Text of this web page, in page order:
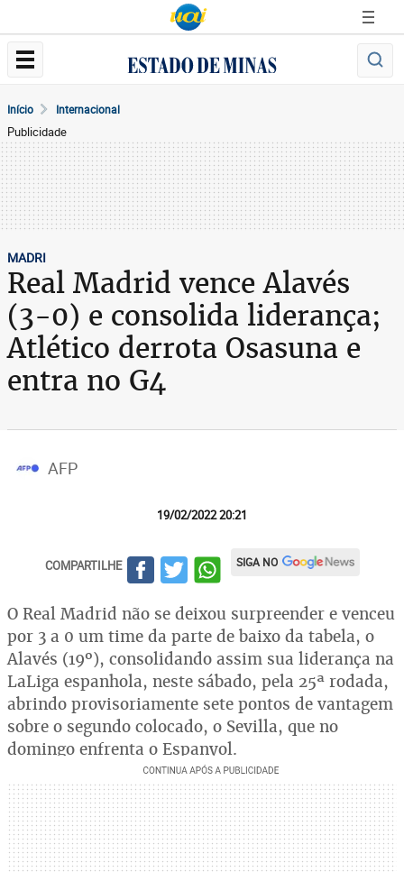
Início Internacional
Publicidade
MADRI
Real Madrid vence Alavés
(3-0) e consolida liderança;
Atlético derrota Osasuna e
entra no G4
AFP
19/02/2022 20:21
COMPARTILHE SIGA NO
O Real Madrid não se deixou surpreender e venceu
por 3 a 0 um time da parte de baixo da tabela, o
Alavés (19º), consolidando assim sua liderança na
LaLiga espanhola, neste sábado, pela 25ª rodada,
abrindo provisoriamente sete pontos de vantagem
sobre o segundo colocado, o Sevilla, que no
domingo enfrenta o Espanyol.